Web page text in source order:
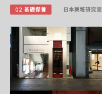
02 基礎保養 日本藥粧研究室